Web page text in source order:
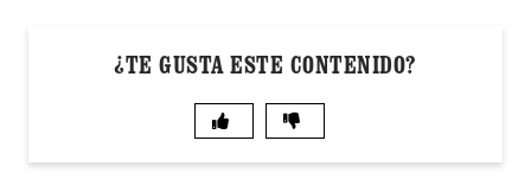
¿TE GUSTA ESTE CONTENIDO?